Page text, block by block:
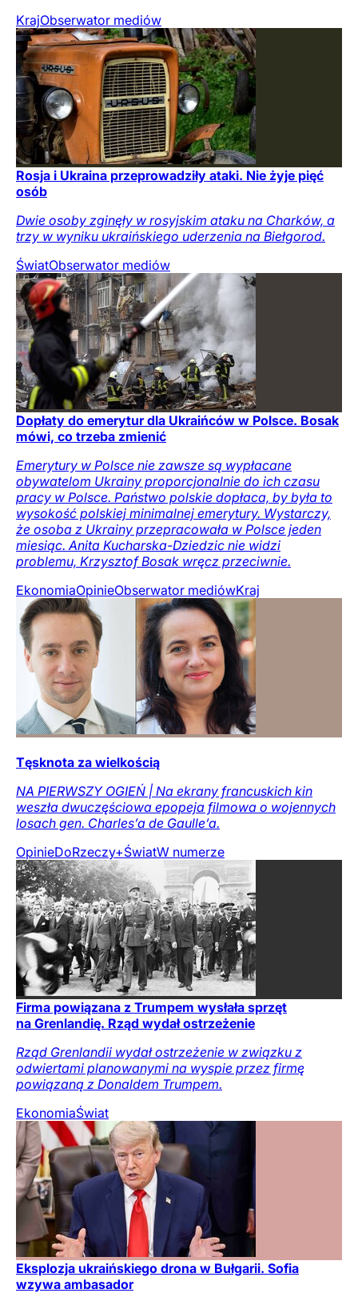
KrajObserwator mediów
Rosja i Ukraina przeprowadziły ataki. Nie żyje pięć
osób
Dwie osoby zginęły w rosyjskim ataku na Charków, a
trzy w wyniku ukraińskiego uderzenia na Biełgorod.
ŚwiatObserwator mediów
Dopłaty do emerytur dla Ukraińców w Polsce. Bosak
mówi, co trzeba zmienić
Emerytury w Polsce nie zawsze są wypłacane
obywatelom Ukrainy proporcjonalnie do ich czasu
pracy w Polsce. Państwo polskie dopłaca, by była to
wysokość polskiej minimalnej emerytury. Wystarczy,
że osoba z Ukrainy przepracowała w Polsce jeden
miesiąc. Anita Kucharska-Dziedzic nie widzi
problemu, Krzysztof Bosak wręcz przeciwnie.
EkonomiaOpinieObserwator mediówKraj
Tęsknota za wielkością
NA PIERWSZY OGIEŃ | Na ekrany francuskich kin
weszła dwuczęściowa epopeja filmowa o wojennych
losach gen. Charles’a de Gaulle’a.
OpinieDoRzeczy+ŚwiatW numerze
Firma powiązana z Trumpem wysłała sprzęt
na Grenlandię. Rząd wydał ostrzeżenie
Rząd Grenlandii wydał ostrzeżenie w związku z
odwiertami planowanymi na wyspie przez firmę
powiązaną z Donaldem Trumpem.
EkonomiaŚwiat
Eksplozja ukraińskiego drona w Bułgarii. Sofia
wzywa ambasador